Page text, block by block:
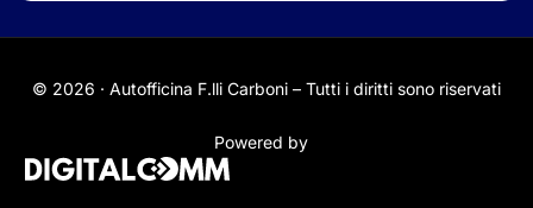
© 2026 · Autofficina F.lli Carboni – Tutti i diritti sono riservati
Powered by